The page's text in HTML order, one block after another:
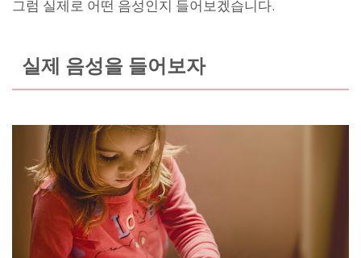
그럼 실제로 어떤 음성인지 들어보겠습니다.
실제 음성을 들어보자